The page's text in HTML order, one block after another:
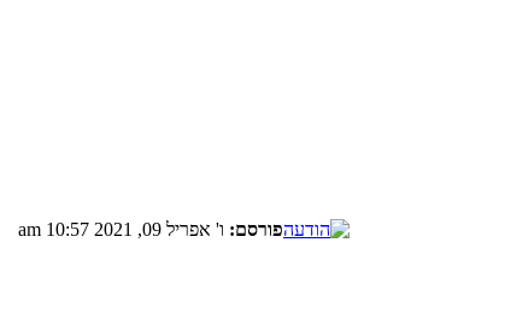
פורסם: ו' אפריל 09, 2021 10:57 am